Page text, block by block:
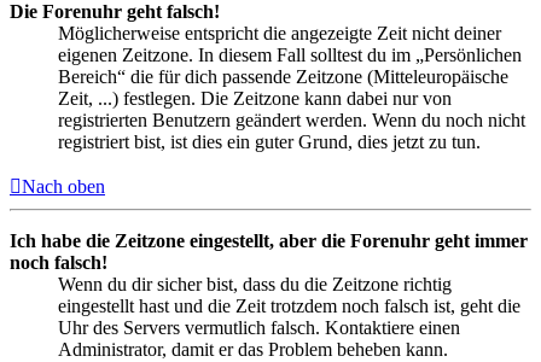
Die Forenuhr geht falsch!
Möglicherweise entspricht die angezeigte Zeit nicht deiner
eigenen Zeitzone. In diesem Fall solltest du im „Persönlichen
Bereich“ die für dich passende Zeitzone (Mitteleuropäische
Zeit, ...) festlegen. Die Zeitzone kann dabei nur von
registrierten Benutzern geändert werden. Wenn du noch nicht
registriert bist, ist dies ein guter Grund, dies jetzt zu tun.
Nach oben
Ich habe die Zeitzone eingestellt, aber die Forenuhr geht immer
noch falsch!
Wenn du dir sicher bist, dass du die Zeitzone richtig
eingestellt hast und die Zeit trotzdem noch falsch ist, geht die
Uhr des Servers vermutlich falsch. Kontaktiere einen
Administrator, damit er das Problem beheben kann.